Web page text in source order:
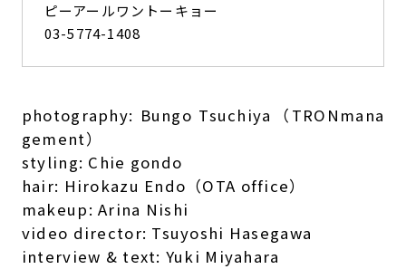
ピーアールワントーキョー
03-5774-1408
photography: Bungo Tsuchiya（TRONmana
gement）
styling: Chie gondo
hair: Hirokazu Endo（OTA office）
makeup: Arina Nishi
video director: Tsuyoshi Hasegawa
interview & text: Yuki Miyahara